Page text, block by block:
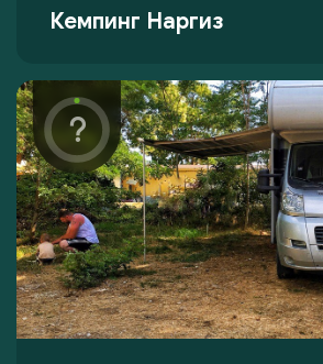
Кемпинг Наргиз